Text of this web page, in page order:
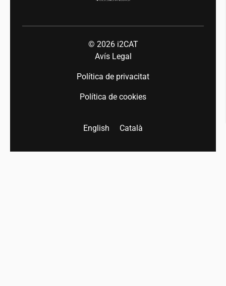
© 2026 i2CAT
Avís Legal
Política de privacitat
Política de cookies
English Català